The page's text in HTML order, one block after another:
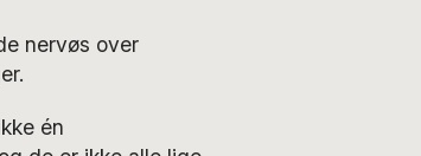
nervøs over
én